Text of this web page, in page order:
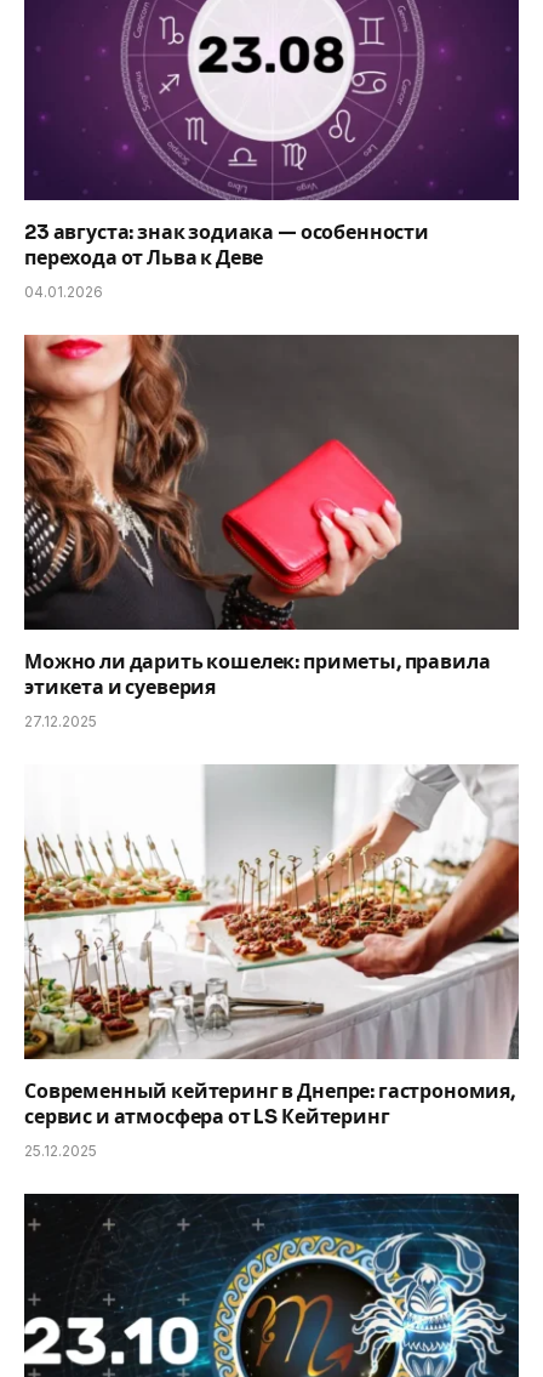
23 августа: знак зодиака — особенности
перехода от Льва к Деве
04.01.2026
Можно ли дарить кошелек: приметы, правила
этикета и суеверия
27.12.2025
Современный кейтеринг в Днепре: гастрономия,
сервис и атмосфера от LS Кейтеринг
25.12.2025